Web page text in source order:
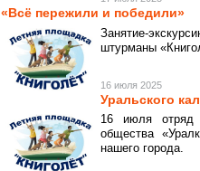
«Всё пережили и победили»
Занятие-
штурманы
16 июля 2025
Уральского
16 июля отряд
общества
нашего города.